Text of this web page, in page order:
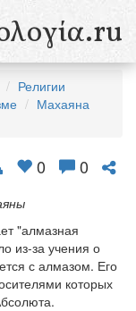
Религии
Махаяна
0 0
"алмазная
из-за учения о
с алмазом. Его
которых